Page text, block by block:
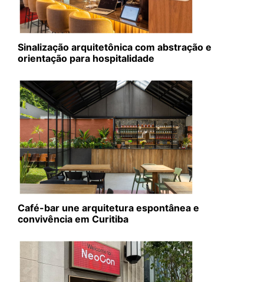
Sinalização arquitetônica com abstração e
orientação para hospitalidade
Café-bar une arquitetura espontânea e
convivência em Curitiba